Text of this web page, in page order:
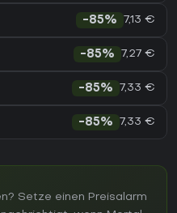
-85% 7,13 €
-85% 7,27 €
-85% 7,33 €
-85% 7,33 €
Setze einen Preisalarm